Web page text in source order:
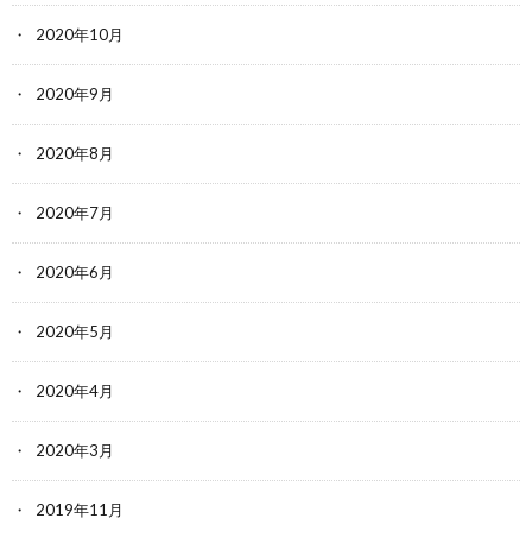
2020年10月
2020年9月
2020年8月
2020年7月
2020年6月
2020年5月
2020年4月
2020年3月
2019年11月